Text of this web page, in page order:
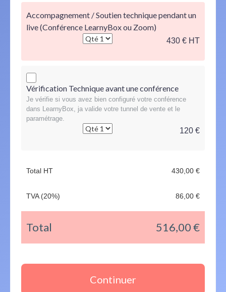
Accompagnement / Soutien technique pendant un
live (Conférence LearnyBox ou Zoom)
430 € HT
Vérification Technique avant une conférence
Je vérifie si vous avez bien configuré votre conférence
dans LearnyBox, ja valide votre tunnel de vente et le
paramétrage.
120 €
Total HT 430,00 €
TVA (20%) 86,00 €
Total 516,00 €
Continuer